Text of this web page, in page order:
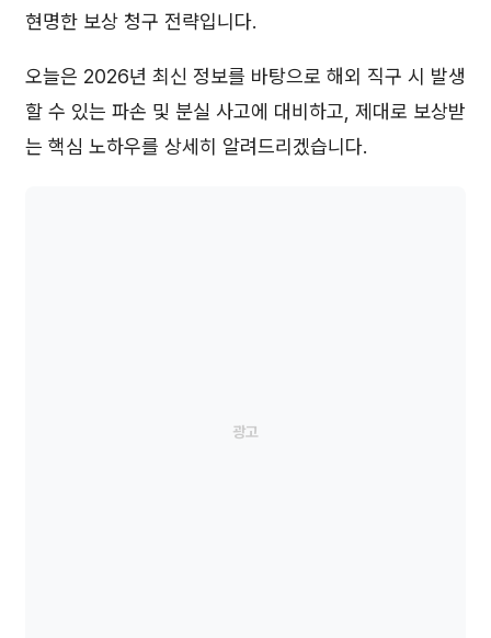
현명한 보상 청구 전략입니다.
오늘은 2026년 최신 정보를 바탕으로 해외 직구 시 발생
할 수 있는 파손 및 분실 사고에 대비하고, 제대로 보상받
는 핵심 노하우를 상세히 알려드리겠습니다.